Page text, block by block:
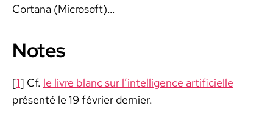
Cor­tana (Microsoft)…
Notes
[1] Cf. le livre blanc sur l’intelligence arti­fi­cielle
présen­té le 19 févri­er dernier.